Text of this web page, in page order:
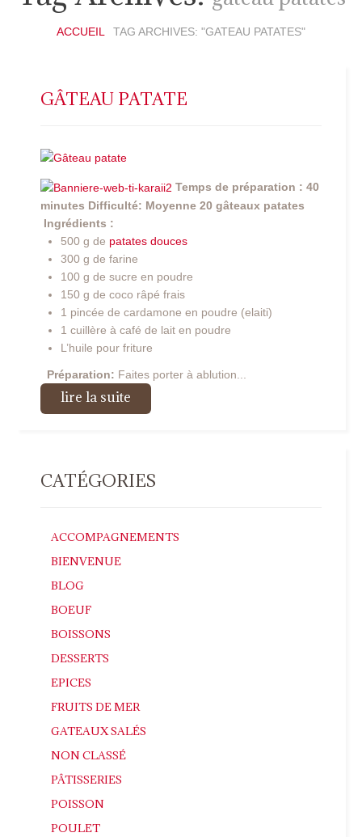
ACCUEIL TAG ARCHIVES: "GATEAU PATATES"
GÂTEAU PATATE
Temps de préparation : 40
minutes Difficulté: Moyenne 20 gâteaux patates
Ingrédients :
500 g de patates douces
300 g de farine
100 g de sucre en poudre
150 g de coco râpé frais
1 pincée de cardamone en poudre (elaiti)
1 cuillère à café de lait en poudre
L’huile pour friture
Préparation: Faites porter à ablution...
lire la suite
CATÉGORIES
ACCOMPAGNEMENTS
BIENVENUE
BLOG
BOEUF
BOISSONS
DESSERTS
EPICES
FRUITS DE MER
GATEAUX SALÉS
NON CLASSÉ
PÂTISSERIES
POISSON
POULET